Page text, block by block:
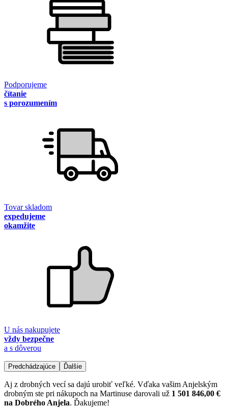
Podporujeme
čítanie
s porozumením
Tovar skladom
expedujeme
okamžite
U nás nakupujete
vždy bezpečne
a s dôverou
Predchádzajúce Ďalšie
Aj z drobných vecí sa dajú urobiť veľké. Vďaka vašim Anjelským
drobným ste pri nákupoch na Martinuse darovali už 1 501 846,00 €
na Dobrého Anjela. Ďakujeme!